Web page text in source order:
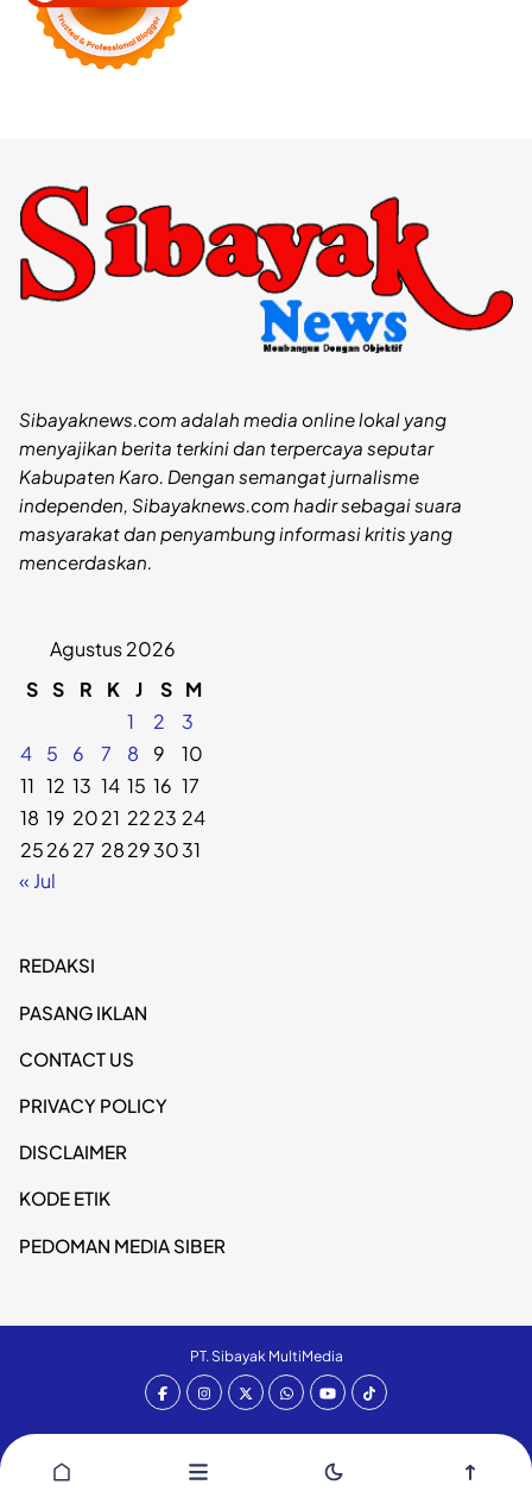
Sibayaknews.com adalah media online lokal yang
menyajikan berita terkini dan terpercaya seputar
Kabupaten Karo. Dengan semangat jurnalisme
independen, Sibayaknews.com hadir sebagai suara
masyarakat dan penyambung informasi kritis yang
mencerdaskan.
Agustus 2026
S S R K J S M
1
2
3
4
5 6 7 8 9
10
11 12 13 14 15 16 17
18 19 2021 2223 24
252627 28293031
« Jul
REDAKSI
PASANG IKLAN
CONTACT US
PRIVACY POLICY
DISCLAIMER
KODE ETIK
PEDOMAN MEDIA SIBER
PT. Sibayak MultiMedia